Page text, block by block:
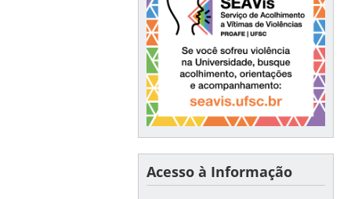
Acesso à Informação